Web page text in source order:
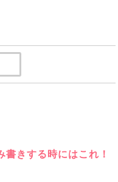
書きする時にはこれ！